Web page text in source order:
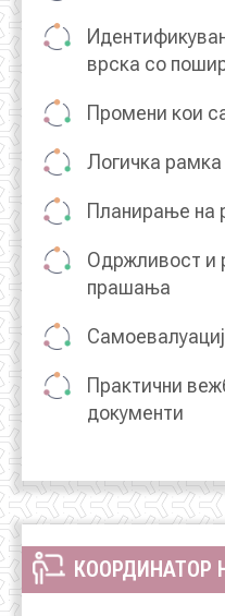
врска со
Промени кои
Логичка рамка
Планирање на
Одржливост и
прашања
Практични
документи
КООРДИНАТОР